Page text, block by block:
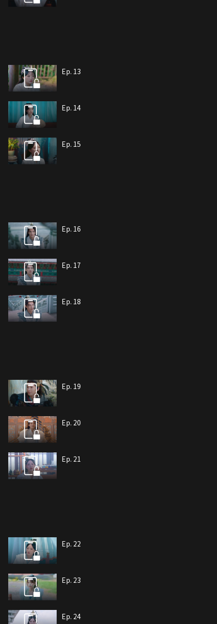
Ep. 13
Ep. 14
Ep. 15
Ep. 16
Ep. 17
Ep. 18
Ep. 19
Ep. 20
Ep. 21
Ep. 22
Ep. 23
Ep. 24